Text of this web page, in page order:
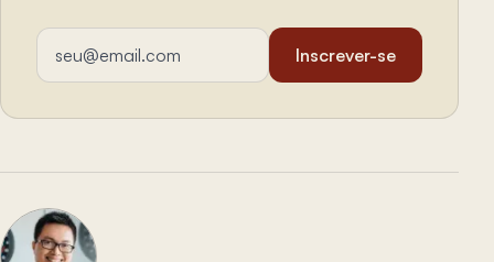
Endereço de email
Inscrever-se